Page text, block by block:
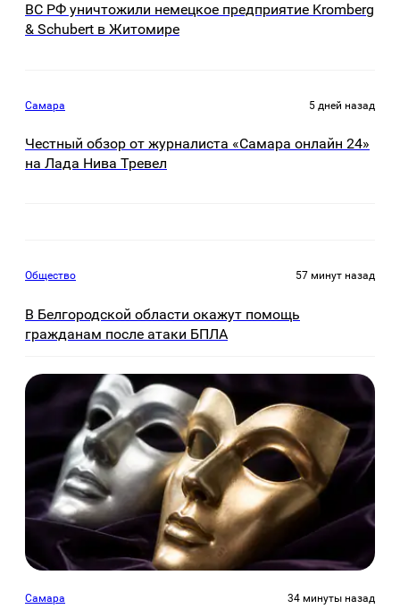
ВС РФ уничтожили немецкое предприятие Kromberg
& Schubert в Житомире
Самара 5 дней назад
Честный обзор от журналиста «Самара онлайн 24»
на Лада Нива Тревел
Общество 57 минут назад
В Белгородской области окажут помощь
гражданам после атаки БПЛА
Самара 34 минуты назад